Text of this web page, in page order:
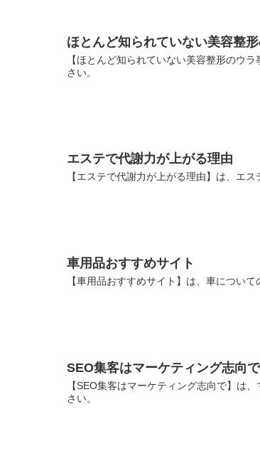
ほとんど知られていない美容整
【ほとんど知られていない美容整形のウ
さい。
エステで代謝力が上がる理由
【エステで代謝力が上がる理由】は、エ
車用品おすすめサイト
【車用品おすすめサイト】は、車につい
SEO集客はマーケティング志向で
【SEO集客はマーケティング志向で】は
さい。